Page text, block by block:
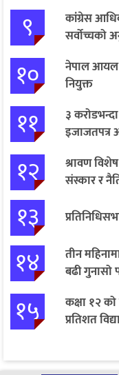
९
कांग्रेस
सर्वोच्चको
१०
नेपाल आयल
नियुक्त
११
३
इजाजतपत्र
१२
श्रावण
संस्कार र
१३
१४
तीन
बढी गुनासो
१५
कक्षा १२ को
प्रतिशत